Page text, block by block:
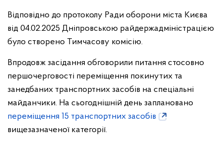
Відповідно до протоколу Ради оборони міста Києва
від 04.02.2025 Дніпровською райдержадміністрацією
було створено Тимчасову комісію.
Впродовж засідання обговорили питання стосовно
першочерговості переміщення покинутих та
занедбаних транспортних засобів на спеціальні
майданчики. На сьогоднішній день заплановано
переміщення 15 транспортних засобів
вищезазначеної категорії.